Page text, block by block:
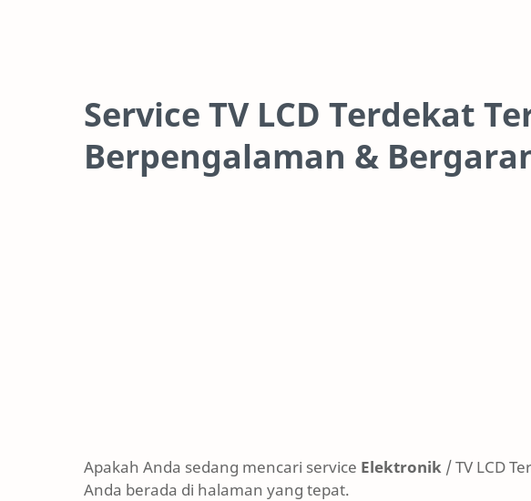
Service TV LCD Terdekat
Berpengalaman &
Apakah Anda sedang mencari service Elektronik / TV LCD
Anda berada di halaman yang tepat.